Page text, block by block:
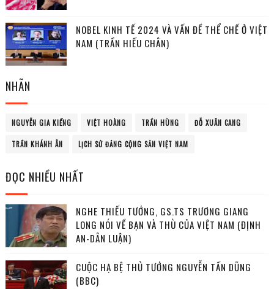
NOBEL KINH TẾ 2024 VÀ VẤN ĐỀ THỂ CHẾ Ở VIỆT
NAM (TRẦN HIẾU CHÂN)
NHÃN
NGUYỄN GIA KIỂNG VIỆT HOÀNG TRẦN HÙNG ĐỖ XUÂN CANG
TRẦN KHÁNH ÂN LỊCH SỬ ĐẢNG CỘNG SẢN VIỆT NAM
ĐỌC NHIỀU NHẤT
NGHE THIẾU TƯỚNG, GS.TS TRƯƠNG GIANG
LONG NÓI VỀ BẠN VÀ THÙ CỦA VIỆT NAM (ĐỊNH
AN-DÂN LUẬN)
CUỘC HẠ BỆ THỦ TƯỚNG NGUYỄN TẤN DŨNG
(BBC)